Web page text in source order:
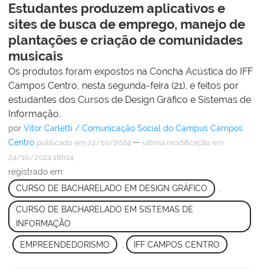
Estudantes produzem aplicativos e
sites de busca de emprego, manejo de
plantações e criação de comunidades
musicais
Os produtos foram expostos na Concha Acústica do IFF
Campos Centro, nesta segunda-feira (21), e feitos por
estudantes dos Cursos de Design Gráfico e Sistemas de
Informação.
por Vitor Carletti / Comunicação Social do Campus Campos
Centro publicado em 22/10/2024 — última modificação em
24/10/2024 18h14
registrado em:
CURSO DE BACHARELADO EM DESIGN GRÁFICO
,
CURSO DE BACHARELADO EM SISTEMAS DE
INFORMAÇÃO
EMPREENDEDORISMO IFF CAMPOS CENTRO